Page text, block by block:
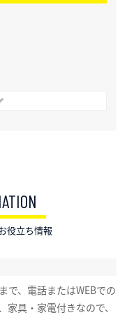
役立ち情報
で、電話またはWEBでの
具・家電付きなので、